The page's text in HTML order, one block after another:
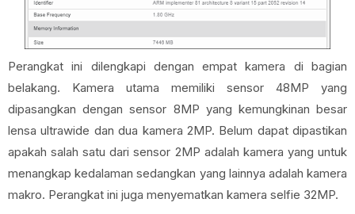
Perangkat ini dilengkapi dengan empat kamera di bagian
belakang. Kamera utama memiliki sensor 48MP yang
dipasangkan dengan sensor 8MP yang kemungkinan besar
lensa ultrawide dan dua kamera 2MP. Belum dapat dipastikan
apakah salah satu dari sensor 2MP adalah kamera yang untuk
menangkap kedalaman sedangkan yang lainnya adalah kamera
makro. Perangkat ini juga menyematkan kamera selfie 32MP.